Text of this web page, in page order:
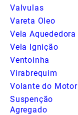
Valvulas
Vareta Oleo
Vela Aquededora
Vela Ignição
Ventoinha
Virabrequim
Volante do Motor
Suspenção
Agregado